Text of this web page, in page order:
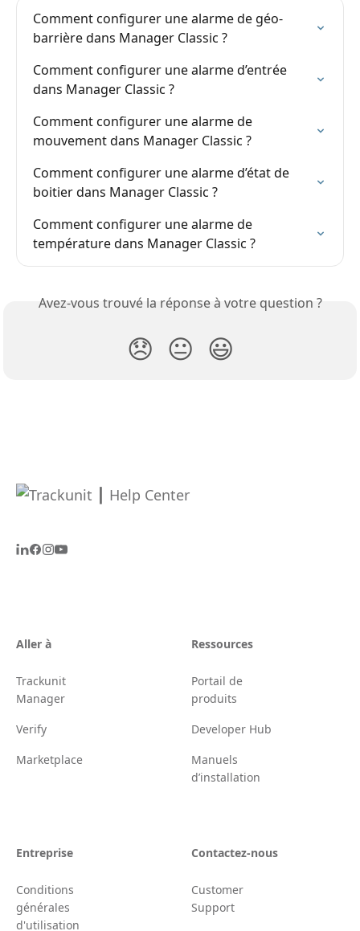
Comment configurer une alarme de géo-
barrière dans Manager Classic ?
Comment configurer une alarme d’entrée
dans Manager Classic ?
Comment configurer une alarme de
mouvement dans Manager Classic ?
Comment configurer une alarme d’état de
boitier dans Manager Classic ?
Comment configurer une alarme de
température dans Manager Classic ?
Avez-vous trouvé la réponse à votre question ?
😞 😐 😃
Aller à
Trackunit
Manager
Verify
Marketplace
Ressources
Portail de
produits
Developer Hub
Manuels
d’installation
Entreprise
Conditions
générales
d'utilisation
Contactez-nous
Customer
Support